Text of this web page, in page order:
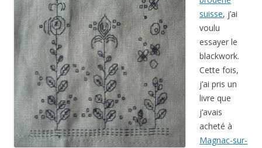
suisse, j’ai
voulu
essayer le
blackwork.
Cette fois,
j’ai pris un
livre que
j’avais
acheté à
Magnac-sur-